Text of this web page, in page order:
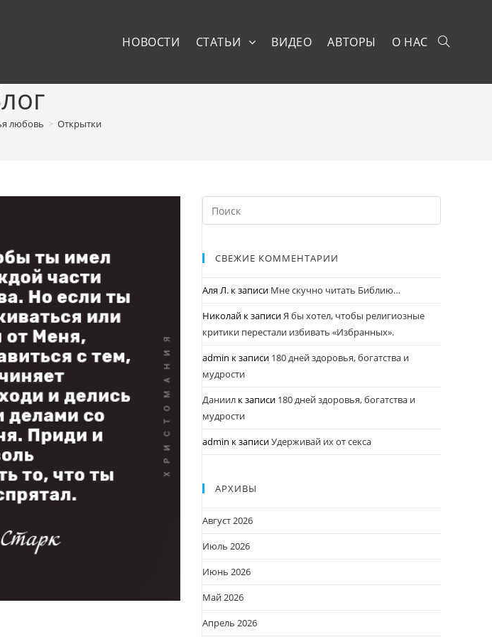
НОВОСТИ СТАТЬИ ВИДЕО АВТОРЫ О НАС
любовь > Открытки
СВЕЖИЕ КОММЕНТАРИИ
Аля Л. к записи Мне скучно читать Библию…
Николай к записиЯ бы хотел, чтобы религиозные
критики перестали избивать «Избранных».
admin к записи 180 дней здоровья, богатства и
мудрости
Даниил к записи 180 дней здоровья, богатства и
мудрости
admin к записиУдерживай их от секса
АРХИВЫ
Август 2026
Июль 2026
Июнь 2026
Май 2026
Апрель 2026